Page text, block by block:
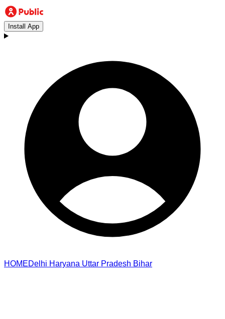
Install App
HOMEDelhi Haryana Uttar Pradesh Bihar